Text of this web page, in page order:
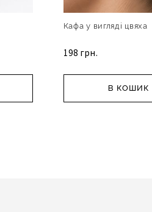
Кафа у вигляді цвяха
198 грн.
В КОШИК